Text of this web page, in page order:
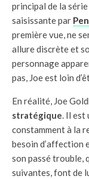
principal de la série
saisissante par
première vue, ne
allure discrète et
personnage
pas, Joe est loin
En réalité, Joe
stratégique. Il est
constamment à la
besoin d’affection
son passé trouble,
suivantes, font de